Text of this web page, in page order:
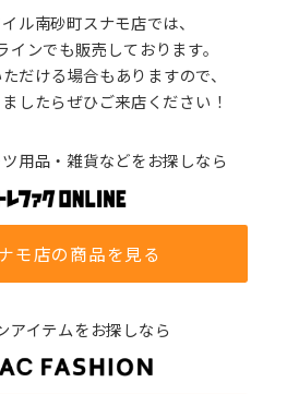
ル南砂町スナモ店では、
ンでも販売しております。
だける場合もありますので、
したらぜひご来店ください！
用品・雑貨などをお探しなら
モ店の商品を見る
アイテムをお探しなら